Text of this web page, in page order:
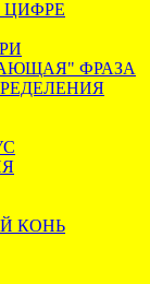
ЦИФРЕ
ФРАЗА
КОНЬ